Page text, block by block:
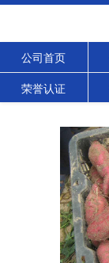
公司首页
荣誉认证